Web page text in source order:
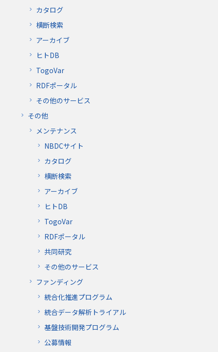
カタログ
横断検索
アーカイブ
ヒトDB
TogoVar
RDFポータル
その他のサービス
その他
メンテナンス
NBDCサイト
カタログ
横断検索
アーカイブ
ヒトDB
TogoVar
RDFポータル
共同研究
その他のサービス
ファンディング
統合化推進プログラム
統合データ解析トライアル
基盤技術開発プログラム
公募情報